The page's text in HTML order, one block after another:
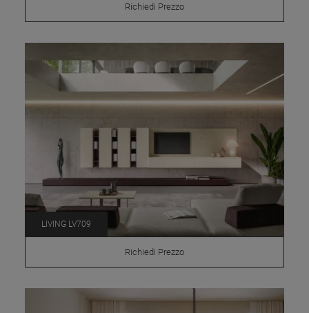
Richiedi Prezzo
LIVING LV709
Richiedi Prezzo